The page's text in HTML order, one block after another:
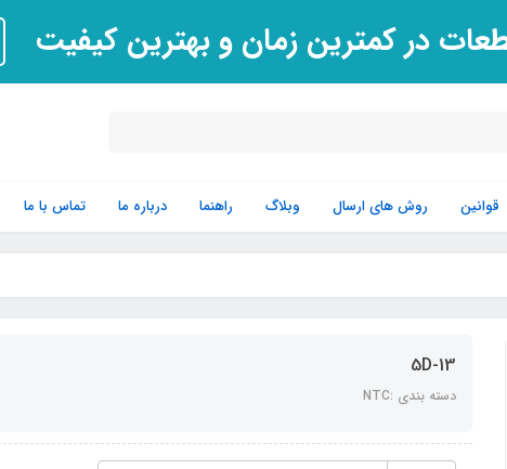
در کمترین زمان و بهترین کیفیت
قوانین روش های ارسال وبلاگ راهنما درباره ما تماس با ما
5D-13
دسته بندی :NTC